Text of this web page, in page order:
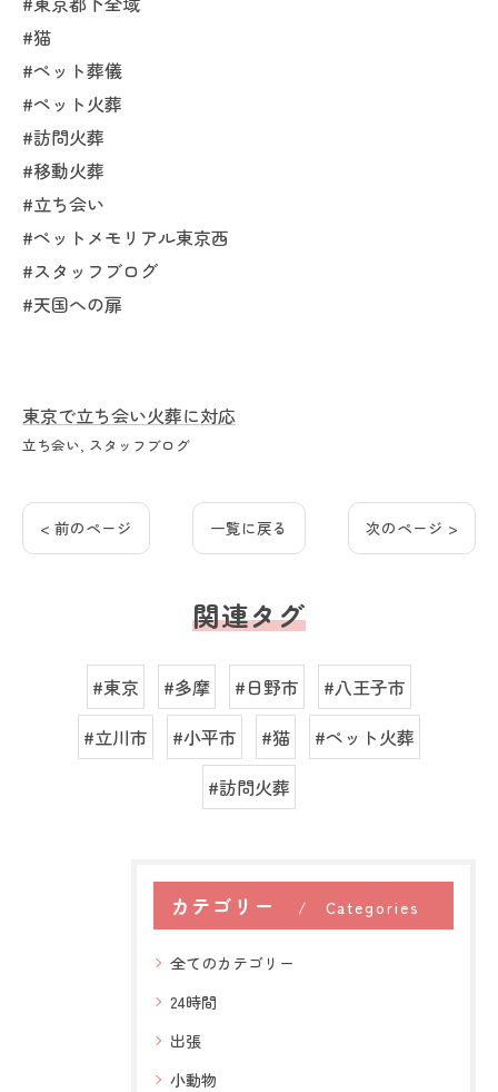
#猫
#ペット葬儀
#ペット火葬
#訪問火葬
#移動火葬
#立ち会い
#ペットメモリアル東京西
#スタッフブログ
#天国への扉
東京で立ち会い火葬に対応
立ち会い スタッフブログ
< 前のページ 一覧に戻る 次のページ >
関連タグ
#東京 #多摩 #日野市
#八王子市
#立川市
#小平市 #猫
#ペット火葬
#訪問火葬
カテゴリー Categories
全てのカテゴリー
24時間
出張
小動物